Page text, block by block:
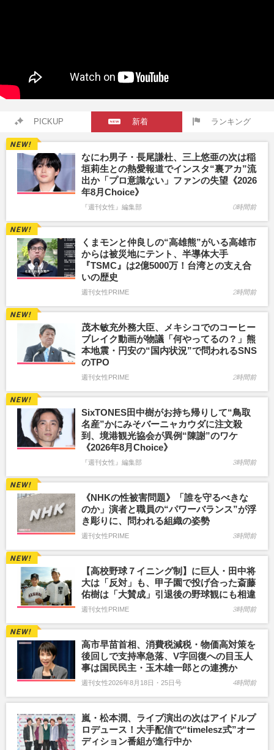
PICKUP 新着 ランキング
なにわ男子・長尾謙杜、三上悠亜の次は稲
垣莉生との熱愛報道でインスタ“裏アカ”流
出か「プロ意識ない」ファンの失望《2026
年8月Choice》
『週刊女性』編集部 0時間前
くまモンと仲良しの“高雄熊”がいる高雄市
からは被災地にテント、半導体大手
『TSMC』は2億5000万！台湾との支え合
いの歴史
週刊女性PRIME 2時間前
茂木敏充外務大臣、メキシコでのコーヒー
ブレイク動画が物議「何やってるの？」熊
本地震・円安の“国内状況”で問われるSNS
のTPO
週刊女性PRIME 2時間前
SixTONES田中樹がお持ち帰りして“鳥取
名産”かにみそバーニャカウダに注文殺
到、境港観光協会が異例“陳謝”のワケ
《2026年8月Choice》
『週刊女性』編集部 3時間前
《NHKの性被害問題》「誰を守るべきな
のか」演者と職員の“パワーバランス”が浮
き彫りに、問われる組織の姿勢
週刊女性PRIME 3時間前
【高校野球７イニング制】に巨人・田中将
大は「反対」も、甲子園で投げ合った斎藤
佑樹は「大賛成」引退後の野球観にも相違
週刊女性PRIME 3時間前
高市早苗首相、消費税減税・物価高対策を
後回しで支持率急落、V字回復への目玉人
事は国民民主・玉木雄一郎との連携か
週刊女性2026年8月18日・25日号 4時間前
嵐・松本潤、ライブ演出の次はアイドルプ
ロデュース！大手配信で“timelesz式”オー
ディション番組が進行中か